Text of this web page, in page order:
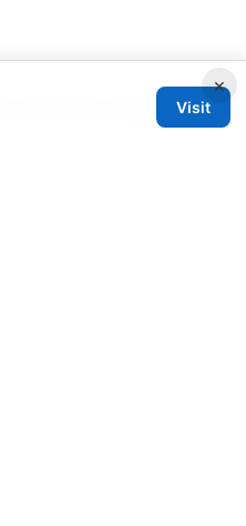
推荐与设置指南：
×
Visit